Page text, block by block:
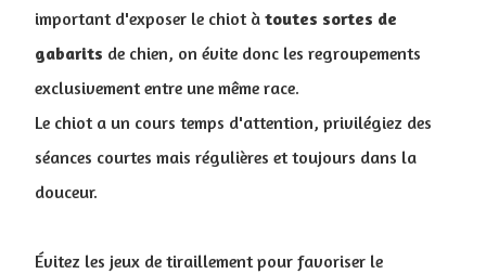
important d'exposer le chiot à toutes sortes de
gabarits de chien, on évite donc les regroupements
exclusivement entre une même race.
Le chiot a un cours temps d'attention, privilégiez des
séances courtes mais régulières et toujours dans la
douceur.
Évitez les jeux de tiraillement pour favoriser le